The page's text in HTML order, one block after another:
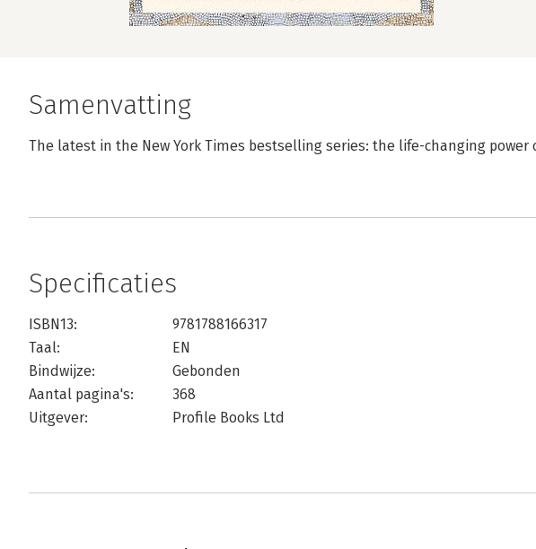
Samenvatting
The latest in the New York Times bestselling series: the life-changing power
Specificaties
ISBN13:
9781788166317
Taal:
EN
Bindwijze:
Gebonden
Aantal pagina's:
368
Uitgever:
Profile Books Ltd